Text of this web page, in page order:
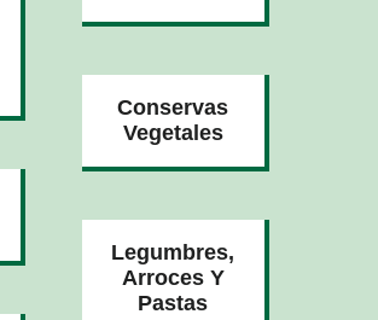
Conservas
Vegetales
Legumbres,
Arroces Y
Pastas